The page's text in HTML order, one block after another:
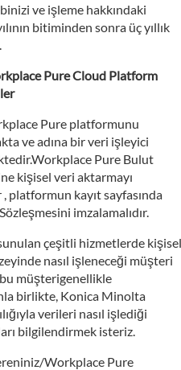
ve işleme hakkındaki
bitiminden sonra üç yıllık
Pure Cloud Platform
Pure platformunu
ve adına bir veri işleyici
Pure Bulut
kişisel veri aktarmayı
platformun kayıt sayfasında
imzalamalıdır.
çeşitli hizmetlerde kişisel
nasıl işleneceği müşteri
müşterigenellikle
birlikte, Konica Minolta
verileri nasıl işlediği
bilgilendirmek isteriz.
Workplace Pure